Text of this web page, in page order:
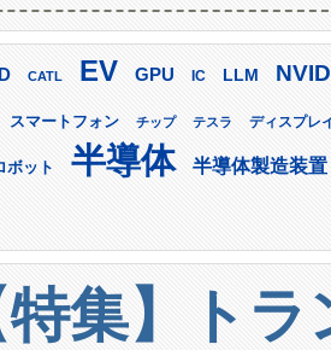
CATL EV GPU IC LLM
スマートフォン チップ テスラ ディスプレ
ボット 半導体 半導体製造装置
特集】ト